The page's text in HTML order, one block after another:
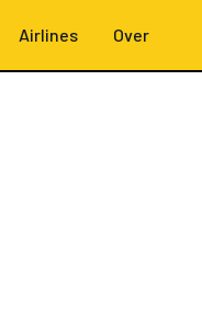
Airlines Over